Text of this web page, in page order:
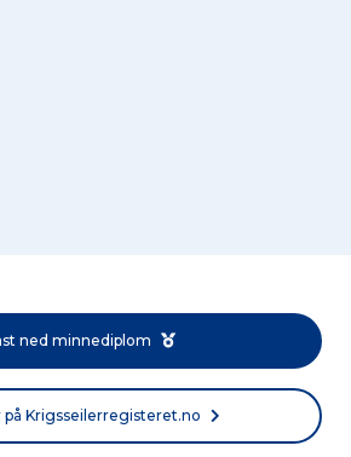
ned minnediplom
på Krigsseilerregisteret.no